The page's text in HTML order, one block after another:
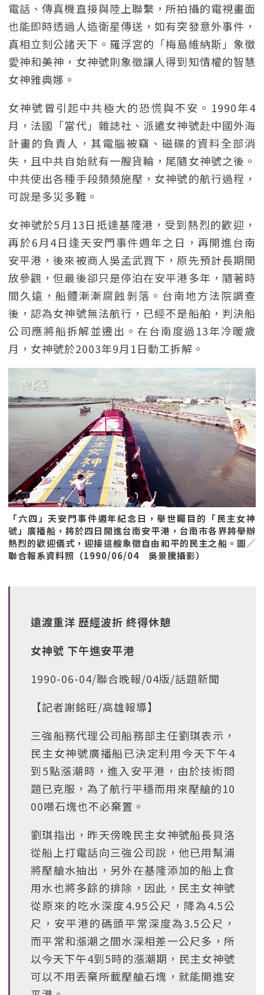
電話、傳真機直接與陸上聯繫，所拍攝的電視畫面
也能即時透過人造衛星傳送，如有突發意外事件，
真相立刻公諸天下。羅浮宮的「梅島維納斯」象徵
愛神和美神，女神號則象徵讓人得到知情權的智慧
女神雅典娜。
女神號曾引起中共極大的恐慌與不安。1990年4
月，法國「當代」雜誌社、派遣女神號赴中國外海
計畫的負責人，其電腦被竊、磁碟的資料全部消
失，且中共自始就有一艘貨輪，尾隨女神號之後。
中共使出各種手段頻頻施壓，女神號的航行過程，
可說是多災多難。
女神號於5月13日抵達基隆港，受到熱烈的歡迎，
再於6月4日逢天安門事件週年之日，再開進台南
安平港，後來被商人吳孟武買下，原先預計長期開
放參觀，但最後卻只是停泊在安平港多年，隨著時
間久遠，船體漸漸腐蝕剝落。台南地方法院調查
後，認為女神號無法航行，已經不是船舶，判決船
公司應將船拆解並遷出。在台南度過13年冷暖歲
月，女神號於2003年9月1日動工拆解。
「六四」天安門事件週年紀念日，舉世矚目的「民主女神
號」廣播船，將於四日開進台南安平港，台南市各界將舉辦
熱烈的歡迎儀式，迎接這艘象徵自由和平的民主之船。圖／
聯合報系資料照（1990/06/04 吳景騰攝影）
遠渡重洋 歷經波折 終得休憩
女神號 下午進安平港
1990-06-04/聯合晚報/04版/話題新聞
【記者謝銘旺/高雄報導】
三強船務代理公司船務部主任劉琪表示，
民主女神號廣播船已決定利用今天下午4
到5點漲潮時，進入安平港，由於技術問
題已克服，為了航行平穩而用來壓艙的10
00噸石塊也不必棄置。
劉琪指出，昨天傍晚民主女神號船長貝洛
從船上打電話向三強公司說，他已用幫浦
將壓艙水抽出，另外在基隆添加的船上食
用水也將多餘的排除，因此，民主女神號
從原來的吃水深度4.95公尺，降為4.5公
尺，安平港的碼頭平常深度為3.5公尺，
而平常和漲潮之間水深相差一公尺多，所
以今天下午4到5時的漲潮期，民主女神號
可以不用丟棄所載壓艙石塊，就能開進安